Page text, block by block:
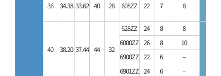
36 34.38 33.62 40 28 608ZZ 22 7 8
40 38.20 37.44 44 32
628ZZ 24 8
8
6000ZZ 26 8
10
6900ZZ 22 6
–
6901ZZ 24 6 –